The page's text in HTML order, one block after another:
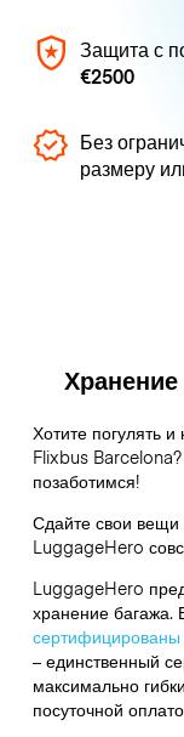
Защита с
€2500
Без
размеру
Хотите погулять
Flixbus
позаботимся!
Сдайте свои вещи
LuggageHero
LuggageHero
хранение багажа.
– единственный
максимально
посуточной